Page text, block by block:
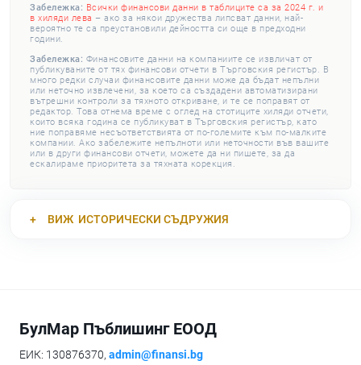
Забележка: Всички финансови данни в таблиците са за 2024 г. и
в хиляди лева – ако за някои дружества липсват данни, най-
вероятно те са преустановили дейността си още в предходни
години.
Забележка: Финансовите данни на компаниите се извличат от
публикуваните от тях финансови отчети в Търговския регистър. В
много редки случаи финансовите данни може да бъдат непълни
или неточно извлечени, за което са създадени автоматизирани
вътрешни контроли за тяхното откриване, и те се поправят от
редактор. Това отнема време с оглед на стотиците хиляди отчети,
които всяка година се публикуват в Търговския регистър, като
ние поправяме несъответствията от по-големите към по-малките
компании. Ако забележите непълноти или неточности във вашите
или в други финансови отчети, можете да ни пишете, за да
ескалираме приоритета за тяхната корекция.
ВИЖ ИСТОРИЧЕСКИ СЪДРУЖИЯ
БулМар Пъблишинг ЕООД
ЕИК: 130876370, admin@finansi.bg